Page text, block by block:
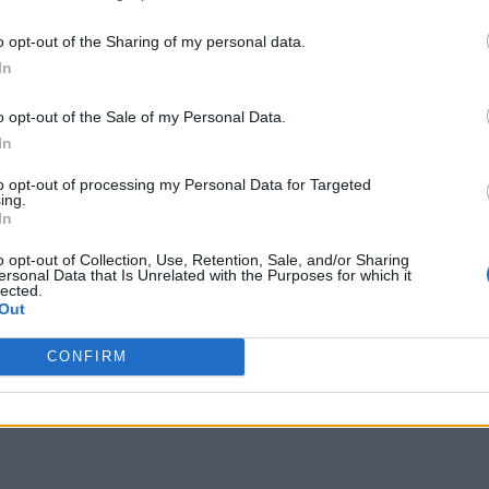
por no participar en la divulgación adicional de su información
en la Lista de participantes intermedios de la IAB.
opt-out of the Sharing of my personal data.
opt-out of the Sale of my Personal Data.
opt-out of processing my Personal Data for Targeted
opt-out of Collection, Use, Retention, Sale, and/or Sharing
Data that Is Unrelated with the Purposes for which it
CONFIRM